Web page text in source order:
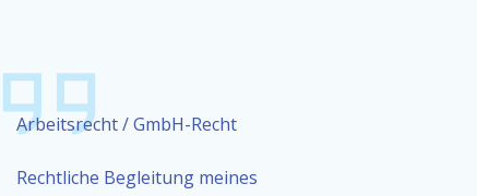
Arbeitsrecht /GmbH-Recht
Rechtliche Begleitung meines